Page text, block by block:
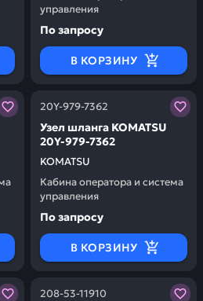
управления
По запросу
В КОРЗИНУ
нас, вы получаете гарантию
20Y-979-7362
KOMATSU
Узел шланга KOMATSU
20Y-979-7362
Кабина оператора и система
управления
Заказывая запчасти у
По запросу
В КОРЗИНУ
нас, вы получаете гарантию
208-53-11910
Заказывая запчасти у